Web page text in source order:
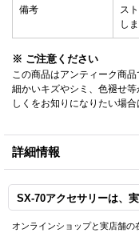
備考
ス
し
※ ご注意ください
この商品はアンティーク商
細かいキズやシミ、色褪せ
しくをお知りになりたい場
詳細情報
SX-70アクセサリーは、
オンラインショップと実店舗